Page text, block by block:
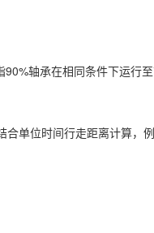
轴承在相同条件下运行
单位时间行走距离计算，